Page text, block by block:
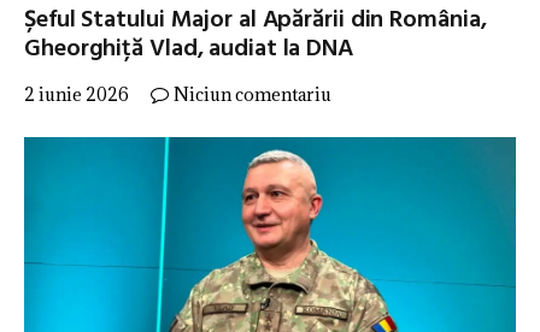
Șeful Statului Major al Apărării din România,
Gheorghiță Vlad, audiat la DNA
2 iunie 2026 Niciun comentariu